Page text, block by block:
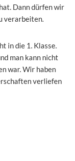
Dann dürfen wir
verarbeiten.
in die 1. Klasse.
man kann nicht
war. Wir haben
verliefen